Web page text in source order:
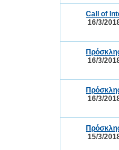
Call of
16/3/
16/3/
16/3/
15/3/